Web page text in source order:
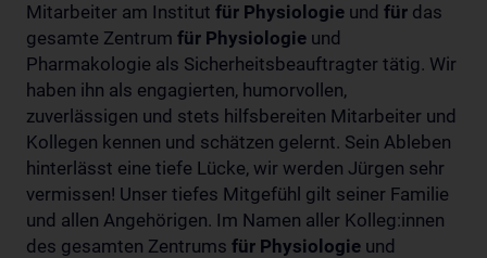
Mitarbeiter am Institut für Physiologie und für das
gesamte Zentrum für Physiologie und
Pharmakologie als Sicherheitsbeauftragter tätig. Wir
haben ihn als engagierten, humorvollen,
zuverlässigen und stets hilfsbereiten Mitarbeiter und
Kollegen kennen und schätzen gelernt. Sein Ableben
hinterlässt eine tiefe Lücke, wir werden Jürgen sehr
vermissen! Unser tiefes Mitgefühl gilt seiner Familie
und allen Angehörigen. Im Namen aller Kolleg:innen
des gesamten Zentrums für Physiologie und